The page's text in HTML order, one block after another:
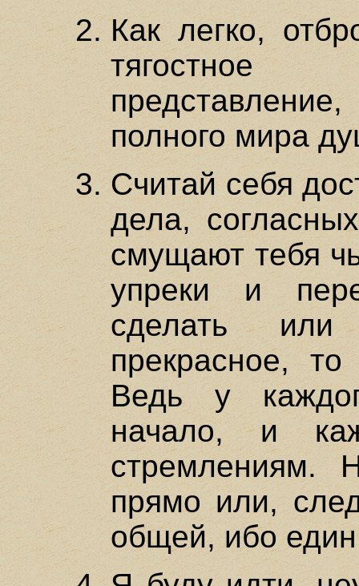
Как легко,
тягостное
полного мира
Считай себя
дела,
смущают тебя
упреки и
сделать или
прекрасное,
Ведь у
начало, и
стремлениям.
прямо или,
общей, ибо един